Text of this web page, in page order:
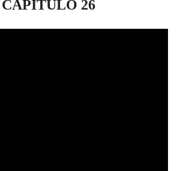
CAPÍTULO 26